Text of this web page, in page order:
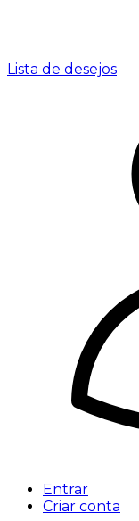
Lista de desejos
Entrar
Criar conta